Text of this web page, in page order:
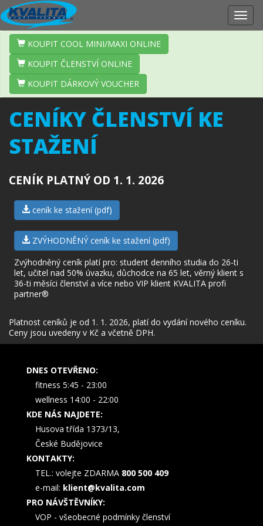
CENÍKY ČLENSTVÍ KE
STAŽENÍ
CENÍK PLATNÝ OD 1. 1. 2026
ceník ke stažení (pdf)
ZVÝHODNĚNÝ ceník ke stažení (pdf)
Zvýhodněný ceník platí pro: student denního studia do 26-ti
let, učitel nad 50% úvazku, důchodce na 65 let, věrný klient s
36-ti měsíci členství a více nebo VIP klient KVALITA profi
partner®
Platnost ceníků je od 1. 1. 2026, platí do vydání nového ceníku.
Ceny jsou uvedeny v Kč a včetně DPH.
KOUPIT COOL MINI/MAXI ONLINE
KOUPIT ČLENSTVÍ ONLINE
KOUPIT DÁRKOVÝ VOUCHER
DNES OTEVŘENO:
fitness 5:45 - 23:00
wellness 14:00 - 22:00
KDE NÁS NAJDETE:
Husova třída 1373/13,
České Budějovice
KONTAKTY:
TEL.: volejte ZDARMA 800 500 409
e-mail: klient@kvalita.com
PRO NÁVŠTĚVNÍKY:
VOP - všeobecné podmínky členství